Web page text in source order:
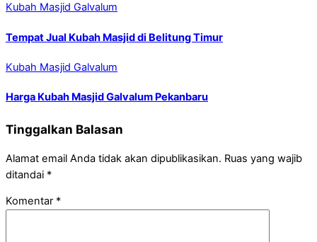
Kubah Masjid Galvalum
Tempat Jual Kubah Masjid di Belitung Timur
Kubah Masjid Galvalum
Harga Kubah Masjid Galvalum Pekanbaru
Tinggalkan Balasan
Alamat email Anda tidak akan dipublikasikan. Ruas yang wajib
ditandai *
Komentar *